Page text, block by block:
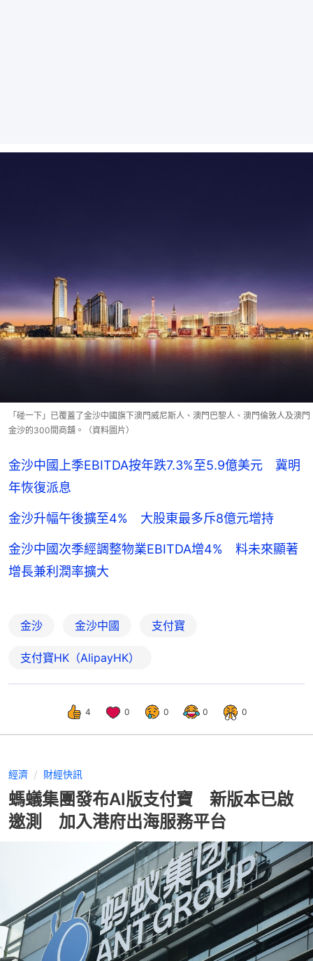
「碰一下」已覆蓋了金沙中國旗下澳門威尼斯人、澳門巴黎人、澳門倫敦人及澳門
金沙的300間商舖。（資料圖片）
金沙中國上季EBITDA按年跌7.3%至5.9億美元 冀明
年恢復派息
金沙升幅午後擴至4% 大股東最多斥8億元增持
金沙中國次季經調整物業EBITDA增4% 料未來顯著
增長兼利潤率擴大
金沙 金沙中國 支付寶
支付寶HK（AlipayHK）
4 0 0 0 0
經濟 財經快訊
螞蟻集團發布AI版支付寶 新版本已啟
邀測 加入港府出海服務平台